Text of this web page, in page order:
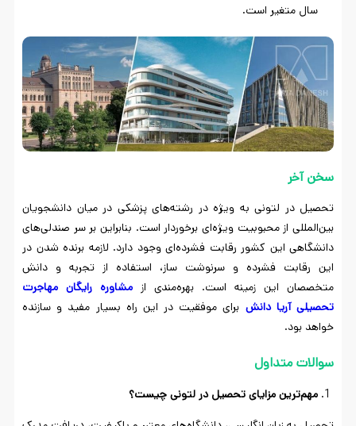
سال متغیر است.
سخن آخر
تحصیل در لتونی به ویژه در رشته‌های پزشکی در میان دانشجویان
بین‌المللی از محبوبیت ویژه‌ای برخوردار است. بنابراین بر سر صندلی‌های
دانشگاهی این کشور رقابت فشرده‌ای وجود دارد. لازمه برنده شدن در
این رقابت فشرده و سرنوشت ساز، استفاده از تجربه و دانش
متخصصان این زمینه است. بهره‌مندی از مشاوره رایگان مهاجرت
تحصیلی آریا دانش برای موفقیت در این راه بسیار مفید و سازنده
خواهد بود.
سوالات متداول
مهم‌ترین مزایای تحصیل در لتونی چیست؟